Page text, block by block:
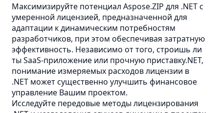
Максимизируйте потенциал Aspose.ZIP для .NET с
умеренной лицензией, предназначенной для
адаптации к динамическим потребностям
разработчиков, при этом обеспечивая затратную
эффективность. Независимо от того, строишь ли
ты SaaS-приложение или прочную приставку.NET,
понимание измеряемых расходов лицензии в
.NET может существенно улучшить финансовое
управление Вашим проектом.
Исследуйте передовые методы лицензирования